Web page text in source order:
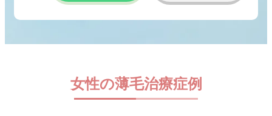
女性の薄毛治療症例